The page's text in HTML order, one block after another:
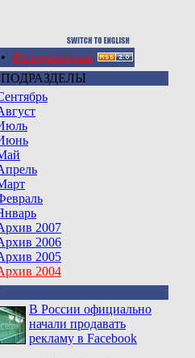
• Фоторепортаж
ПОДРАЗДЕЛЫ
2007
2006
2005
2004
В России официально
начали продавать
рекламу в Facebook